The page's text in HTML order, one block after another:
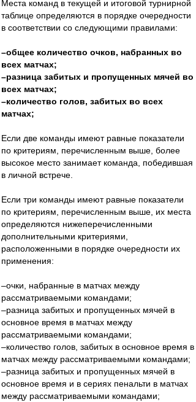
Места команд в текущей и итоговой турнирной
таблице определяются в порядке очередности
в соответствии со следующими правилами:
–общее количество очков, набранных во
всех матчах;
–разница забитых и пропущенных мячей во
всех матчах;
–количество голов, забитых во всех
матчах;
Если две команды имеют равные показатели
по критериям, перечисленным выше, более
высокое место занимает команда, победившая
в личной встрече.
Если три команды имеют равные показатели
по критериям, перечисленным выше, их места
определяются нижеперечисленными
дополнительными критериями,
расположенными в порядке очередности их
применения:
–очки, набранные в матчах между
рассматриваемыми командами;
–разница забитых и пропущенных мячей в
основное время в матчах между
рассматриваемыми командами;
–количество голов, забитых в основное время в
матчах между рассматриваемыми командами;
–разница забитых и пропущенных мячей в
основное время и в сериях пенальти в матчах
между рассматриваемыми командами;